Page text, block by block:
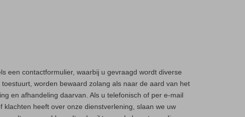
een contactformulier, waarbij u gevraagd wordt diverse
worden bewaard zolang als naar de aard van het
en afhandeling daarvan. Als u telefonisch of per e-mail
heeft over onze dienstverlening, slaan we uw